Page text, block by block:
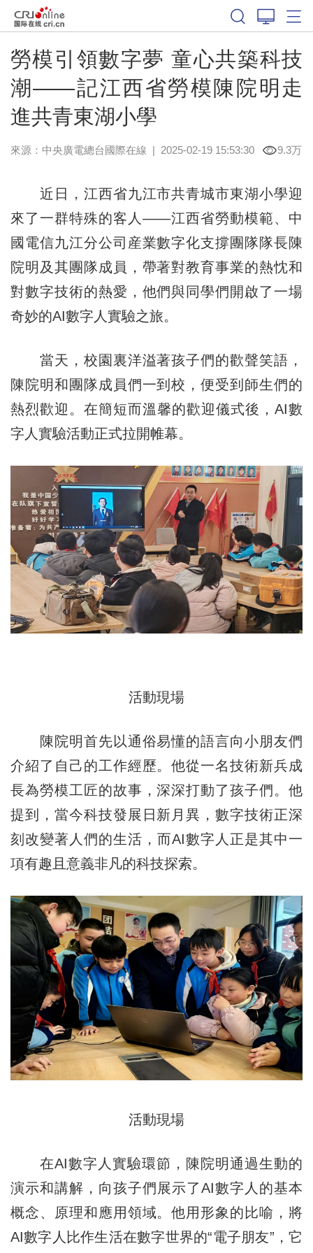
勞模引領數字夢 童心共築科技
潮——記江西省勞模陳院明走
進共青東湖小學
來源：中央廣電總台國際在線 | 2025-02-19 15:53:30 9.3万
近日，江西省九江市共青城市東湖小學迎
來了一群特殊的客人——江西省勞動模範、中
國電信九江分公司産業數字化支撐團隊隊長陳
院明及其團隊成員，帶著對教育事業的熱忱和
對數字技術的熱愛，他們與同學們開啟了一場
奇妙的AI數字人實驗之旅。
當天，校園裏洋溢著孩子們的歡聲笑語，
陳院明和團隊成員們一到校，便受到師生們的
熱烈歡迎。在簡短而溫馨的歡迎儀式後，AI數
字人實驗活動正式拉開帷幕。
活動現場
陳院明首先以通俗易懂的語言向小朋友們
介紹了自己的工作經歷。他從一名技術新兵成
長為勞模工匠的故事，深深打動了孩子們。他
提到，當今科技發展日新月異，數字技術正深
刻改變著人們的生活，而AI數字人正是其中一
項有趣且意義非凡的科技探索。
活動現場
在AI數字人實驗環節，陳院明通過生動的
演示和講解，向孩子們展示了AI數字人的基本
概念、原理和應用領域。他用形象的比喻，將
AI數字人比作生活在數字世界的“電子朋友”，它